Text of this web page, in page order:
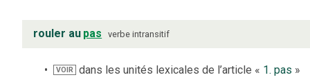
rouler au pas verbe intransitif
VOIR dans les unités lexicales de l’article « 1. pas »